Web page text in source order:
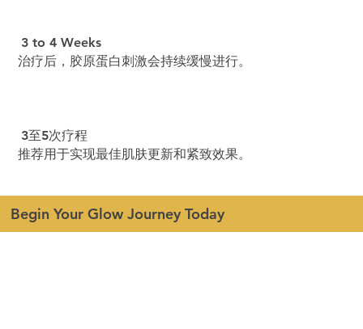
Begin Your Glow Journey Today
3 to 4 Weeks
治疗后，胶原蛋白刺激会持续缓慢进行。
3至5次疗程
推荐用于实现最佳肌肤更新和紧致效果。